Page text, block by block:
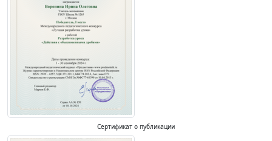
Сертификат о публикации